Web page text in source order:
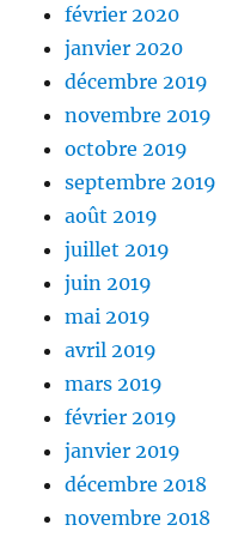
février 2020
janvier 2020
décembre 2019
novembre 2019
octobre 2019
septembre 2019
août 2019
juillet 2019
juin 2019
mai 2019
avril 2019
mars 2019
février 2019
janvier 2019
décembre 2018
novembre 2018